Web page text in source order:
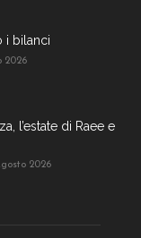
i bilanci
2026
l’estate di Raee e
2026